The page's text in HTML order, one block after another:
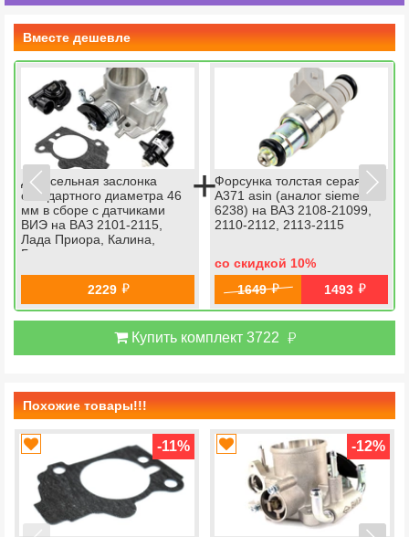
Вместе дешевле
Дроссельная заслонка
стандартного диаметра 46
мм в сборе с датчиками
ВИЭ на ВАЗ 2101-2115,
Лада Приора, Калина,
Гранта
2229 й
+Форсунка толстая серая
А371 asin (аналог siemens
6238) на ВАЗ 2108-21099,
2110-2112, 2113-2115
со скидкой 10%
1649 й 1493 й
Купить комплект 3722 й
Похожие товары!!!
-11% -12%